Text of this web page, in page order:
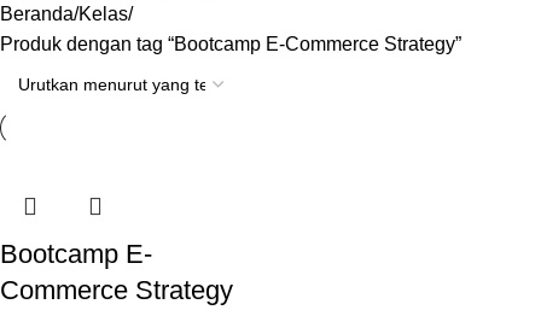
Beranda Kelas
Produk dengan tag “Bootcamp E-Commerce Strategy”
Bootcamp E-
Commerce Strategy